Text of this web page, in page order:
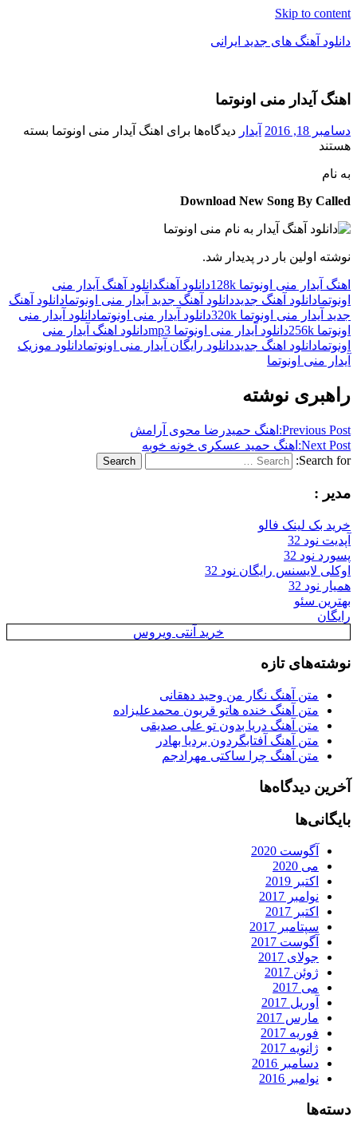
Skip to content
دانلود آهنگ های جدید ایرانی
فول
موزیک
اهنگ آیدار منی اونوتما
دسامبر 18, 2016 آیدار دیدگاه‌ها برای اهنگ آیدار منی اونوتما بسته
هستند
به نام
Download New Song By Called
نوشته اولین بار در پدیدار شد.
اهنگ آیدار منی اونوتما 128k دانلود آهنگدانلود آهنگ آیدار منی
اونوتمادانلود آهنگ جدیددانلود آهنگ جدید آیدار منی اونوتمادانلود آهنگ
جدید آیدار منی اونوتما 320k
دانلود آیدار منی اونوتمادانلود آیدار منی
اونوتما 256k
دانلود آیدار منی اونوتما mp3
دانلود اهنگ آیدار منی
اونوتمادانلود اهنگ جدیددانلود رایگان آیدار منی اونوتمادانلود موزیک
آیدار منی اونوتما
راهبری نوشته
Previous Post: اهنگ حمیدرضا محوی آرامش
Next Post: اهنگ حمید عسکری خونه خوبه
Search for:
Search
مدیر :
خرید بک لینک فالو
آپدیت نود 32
پسورد نود 32
اوکلی لایسنس رایگان نود 32
همیار نود 32
بهترین سئو
رایگان
خرید آنتی ویروس
نوشته‌های تازه
متن آهنگ نگار من وحید دهقانی
متن آهنگ خنده هاتو قربون محمدعلیزاده
متن آهنگ دریا بدون تو علی صدیقی
متن آهنگ آفتابگردون بردیا بهادر
متن آهنگ چرا ساکتی مهرادجم
آخرین دیدگاه‌ها
بایگانی‌ها
آگوست 2020
می 2020
اکتبر 2019
نوامبر 2017
اکتبر 2017
سپتامبر 2017
آگوست 2017
جولای 2017
ژوئن 2017
می 2017
آوریل 2017
مارس 2017
فوریه 2017
ژانویه 2017
دسامبر 2016
نوامبر 2016
دسته‌ها